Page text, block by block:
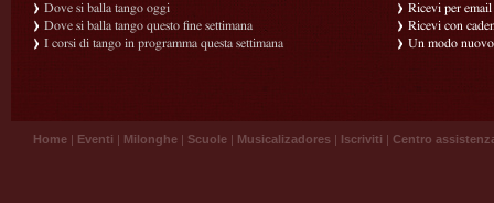
Dove si balla tango oggi
Dove si balla tango questo fine settimana
I corsi di tango in programma questa settimana
Ricevi per
Ricevi con
Un modo
Home | Eventi | Milonghe | Scuole | Musicalizadores | Iscriviti | Centro